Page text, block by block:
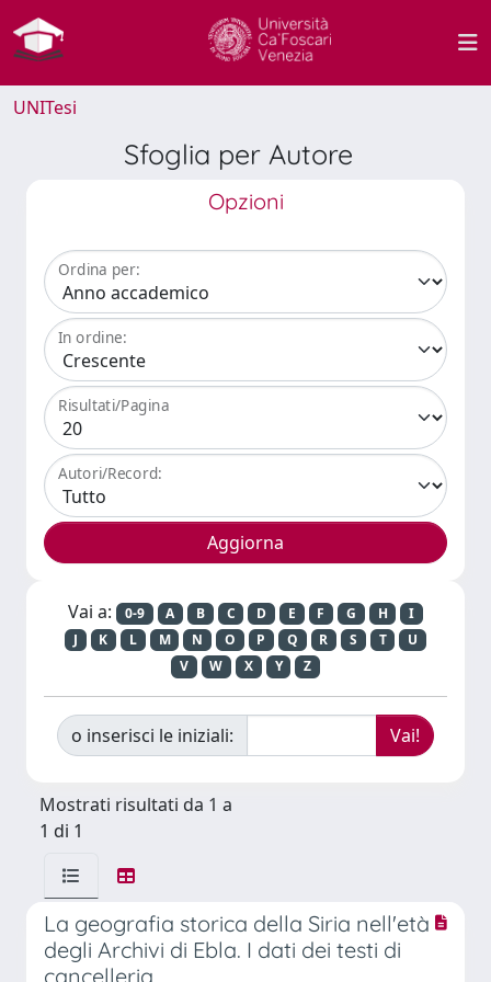
UNITesi
Sfoglia per Autore
Opzioni
Ordina per:
In ordine:
Risultati/Pagina
Autori/Record:
Vai a: 0-9 A B C D E F G H
I
J
K L M N O P Q R S T
U
V
W X Y Z
o inserisci le iniziali:
Mostrati risultati da 1 a
1 di 1
La geografia storica della Siria nell'età
degli Archivi di Ebla. I dati dei testi di
cancelleria